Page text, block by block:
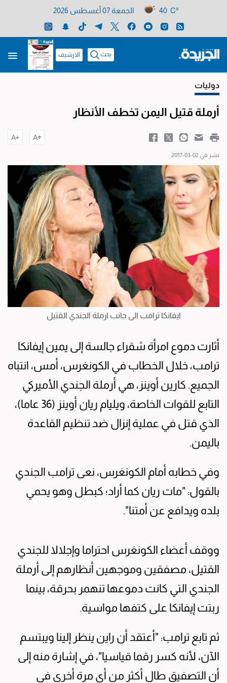
40 C° الجمعة 07 أغسطس 2026
بحث الارشيف
دوليات
أرملة قتيل اليمن تخطف الأنظار
نشر في 02-03-2017
ايفانكا ترامب الى جانب ارملة الجندي القتيل
أثارت دموع امرأة شقراء جالسة إلى يمين إيفانكا
ترامب، خلال الخطاب في الكونغرس، أمس، انتباه
الجميع. كارين أوينز، هي أرملة الجندي الأميركي
التابع للقوات الخاصة، ويليام ريان أوينز (36 عاما)،
الذي قتل في عملية إنزال ضد تنظيم القاعدة
باليمن.
وفي خطابه أمام الكونغرس، نعى ترامب الجندي
بالقول: "مات ريان كما أراد؛ كبطل وهو يحمي
بلده ويدافع عن أمتنا".
ووقف أعضاء الكونغرس احتراما وإجلالا للجندي
القتيل، مصفقين وموجهين أنظارهم إلى أرملة
الجندي التي كانت دموعها تنهمر بحرقة، بينما
ربتت إيفانكا على كتفها مواسية.
ثم تابع ترامب: "أعتقد أن راين ينظر إلينا ويبتسم
الآن، لأنه كسر رقما قياسيا"، في إشارة منه إلى
أن التصفيق طال أكثر من أي مرة أخرى في